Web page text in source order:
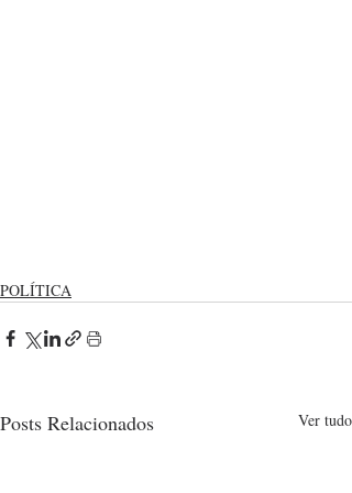
POLÍTICA
Posts Relacionados Ver tudo